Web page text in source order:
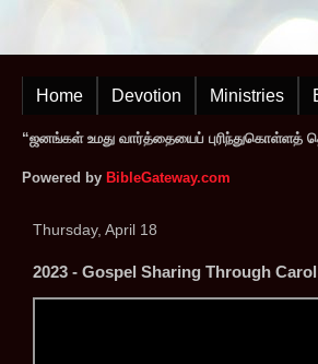
Home Devotion Ministries
“ஜனங்கள் உமது வார்த்தையைப் புரிந்துகொள்ளத்
Powered by BibleGateway.com
Thursday, April 18
2023 - Gospel Sharing Through